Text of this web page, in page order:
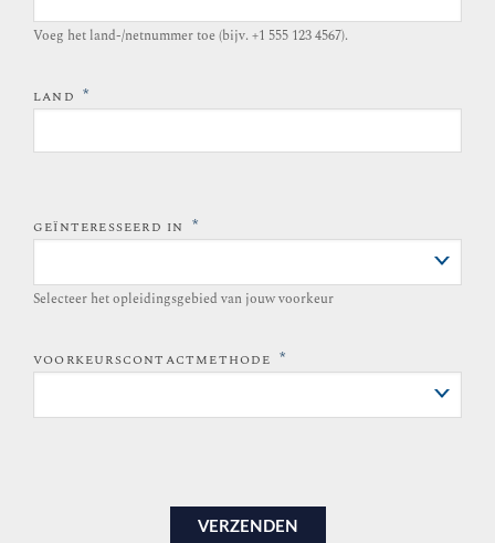
Voeg het land-/netnummer toe (bijv. +1 555 123 4567).
LAND *
GEÏNTERESSEERD IN *
Selecteer het opleidingsgebied van jouw voorkeur
VOORKEURSCONTACTMETHODE *